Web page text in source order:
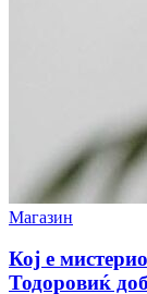
Магазин
Кој е
Тодоровиќ